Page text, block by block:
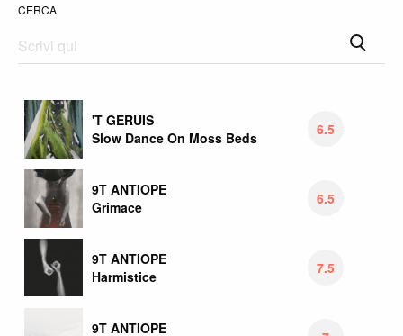
CERCA
'T GERUIS
Slow Dance On Moss Beds
6.5
9T ANTIOPE
Grimace
6.5
9T ANTIOPE
Harmistice
7.5
9T ANTIOPE